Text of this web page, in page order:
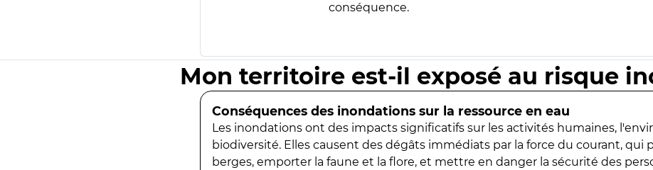
conséquence.
Mon territoire est-il exposé au risque
Conséquences des inondations sur la ressource en eau
Les inondations ont des impacts significatifs sur les activités humaines,
biodiversité. Elles causent des dégâts immédiats par la force du courant, qui
berges, emporter la faune et la flore, et mettre en danger la sécurité des